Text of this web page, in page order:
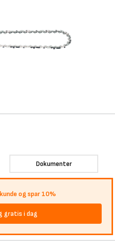
Dokumenter
og spar 10%
gratis i dag